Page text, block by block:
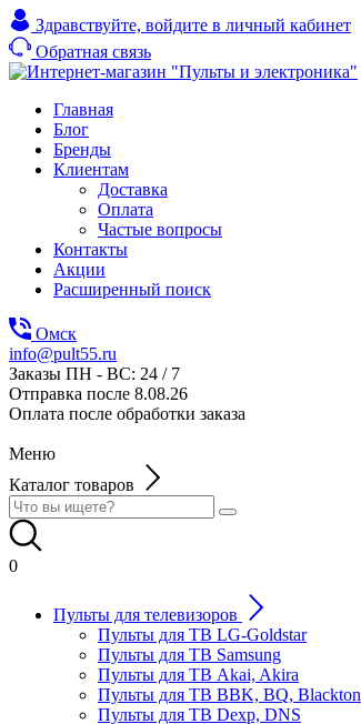
Здравствуйте, войдите в личный кабинет
Обратная связь
Главная
Блог
Бренды
Клиентам
Доставка
Оплата
Частые вопросы
Контакты
Акции
Расширенный поиск
Омск
info@pult55.ru
Заказы ПН - ВС: 24 / 7
Отправка после 8.08.26
Оплата после обработки заказа
Меню
Каталог товаров
0
Пульты для телевизоров
Пульты для ТВ LG-Goldstar
Пульты для ТВ Samsung
Пульты для ТВ Akai, Akira
Пульты для ТВ BBK, BQ, Blackton
Пульты для ТВ Dexp, DNS